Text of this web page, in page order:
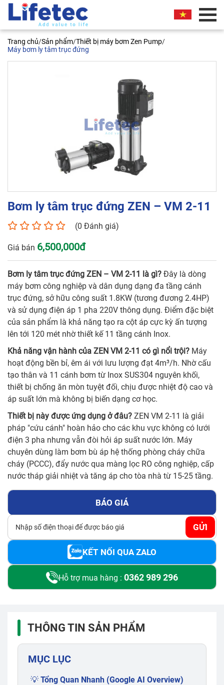
Trang chủ/Sản phẩm/Thiết bị máy bơm Zen Pump/
Máy bơm ly tâm trục đứng
Bơm ly tâm trục đứng ZEN – VM 2-11
(0 Đánh giá)
Giá bán 6,500,000đ
Bơm ly tâm trục đứng ZEN – VM 2-11 là gì? Đây là dòng
máy bơm công nghiệp và dân dụng dạng đa tầng cánh
trục đứng, sở hữu công suất 1.8KW (tương đương 2.4HP)
và sử dụng điện áp 1 pha 220V thông dụng. Điểm đặc biệt
của sản phẩm là khả năng tạo ra cột áp cực kỳ ấn tượng
lên tới 120 mét nhờ thiết kế 11 tầng cánh Inox.
Khả năng vận hành của ZEN VM 2-11 có gì nổi trội? Máy
hoạt động bền bỉ, êm ái với lưu lượng đạt 4m³/h. Nhờ cấu
tạo thân và 11 cánh bơm từ Inox SUS304 nguyên khối,
thiết bị chống ăn mòn tuyệt đối, chịu được nhiệt độ cao và
áp suất lớn mà không bị biến dạng cơ học.
Thiết bị này được ứng dụng ở đâu? ZEN VM 2-11 là giải
pháp "cứu cánh" hoàn hảo cho các khu vực không có lưới
điện 3 pha nhưng vẫn đòi hỏi áp suất nước lớn. Máy
chuyên dùng làm bơm bù áp hệ thống phòng cháy chữa
cháy (PCCC), đẩy nước qua màng lọc RO công nghiệp, cấp
nước tháp giải nhiệt và tăng áp cho tòa nhà từ 15-25 tầng.
BÁO GIÁ
GỬI
KẾT NỐI QUA ZALO
Hỗ trợ mua hàng : 0362 989 296
THÔNG TIN SẢN PHẨM
MỤC LỤC
💡 Tổng Quan Nhanh (Google AI Overview)
BÁO GIÁ THƯƠNG MẠI
Quý khách vui lòng nhập thông tin vào các trường
bên dưới. Chúng tôi sẽ liên hệ ngay và báo giá
Bơm ly tâm trục đứng ZEN – VM
2-11
Tên liên hệ*
Số điện thoại*
Email*
Yêu cầu báo giá
GỬI